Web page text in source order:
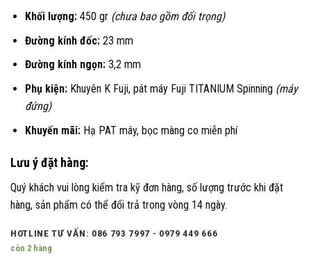
Khối lượng:450 gr (chưa bao gồm đối trọng)
Đường kính đốc:23 mm
Đường kính ngọn:3,2 mm
Phụ kiện:Khuyên K Fuji, pát máy Fuji TITANIUM Spinning (máy
đứng)
Khuyến mãi:Hạ PAT máy, bọc màng co miễn phí
Lưu ý đặt hàng:
Quý khách vui lòng kiểm tra kỹ đơn hàng, số lượng trước khi đặt
hàng, sản phẩm có thể đổi trả trong vòng 14 ngày.
HOTLINE TƯ VẤN: 086 793 7997 - 0979 449 666
còn 2 hàng